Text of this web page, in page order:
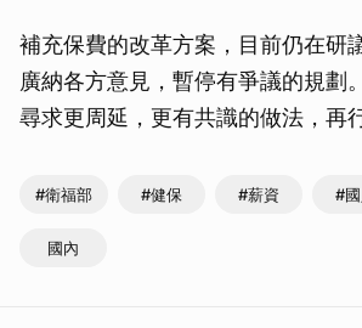
補充保費的改革方案，目前仍在研
廣納各方意見，暫停有爭議的規劃
尋求更周延，更有共識的做法，再
#衛福部 #健保 #薪資 #國
國內